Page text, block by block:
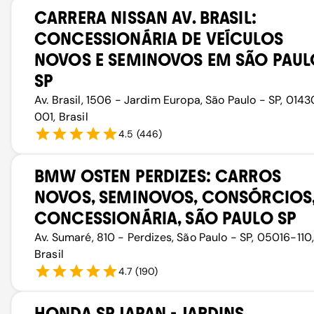
CARRERA NISSAN AV. BRASIL:
CONCESSIONÁRIA DE VEÍCULOS
NOVOS E SEMINOVOS EM SÃO
SP
Av. Brasil, 1506 - Jardim Europa, São Paulo - SP,
001, Brasil
4.5 (446)
BMW OSTEN PERDIZES: CARROS
NOVOS, SEMINOVOS,
CONCESSIONÁRIA, SÃO PAULO SP
Av. Sumaré, 810 - Perdizes, São Paulo - SP, 05016-110,
Brasil
4.7 (190)